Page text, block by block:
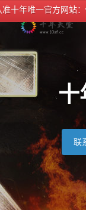
十年唯一官方网站：
十
联